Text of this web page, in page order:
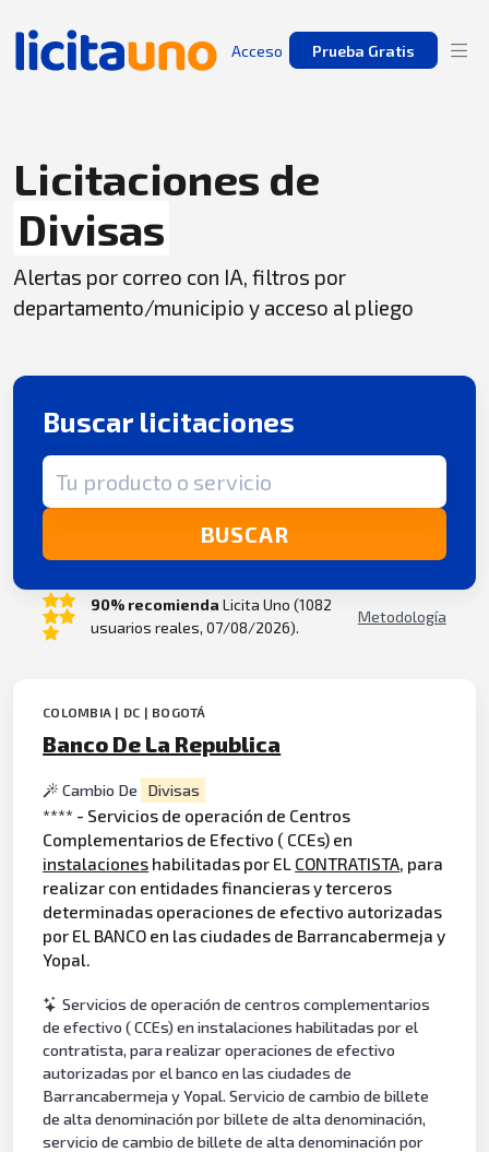
Acceso Prueba Gratis
Licitaciones de
Divisas
Alertas por correo con IA, filtros por
departamento/municipio y acceso al pliego
Buscar licitaciones
Término de búsqueda
BUSCAR
90% recomienda Licita Uno (1082
usuarios reales, 07/08/2026).
Metodología
COLOMBIA | DC | BOGOTÁ
Banco De La Republica
Cambio De Divisas
**** - Servicios de operación de Centros
Complementarios de Efectivo ( CCEs) en
instalaciones habilitadas por EL CONTRATISTA, para
realizar con entidades financieras y terceros
determinadas operaciones de efectivo autorizadas
por EL BANCO en las ciudades de Barrancabermeja y
Yopal.
Servicios de operación de centros complementarios
de efectivo ( CCEs) en instalaciones habilitadas por el
contratista, para realizar operaciones de efectivo
autorizadas por el banco en las ciudades de
Barrancabermeja y Yopal. Servicio de cambio de billete
de alta denominación por billete de alta denominación,
servicio de cambio de billete de alta denominación por